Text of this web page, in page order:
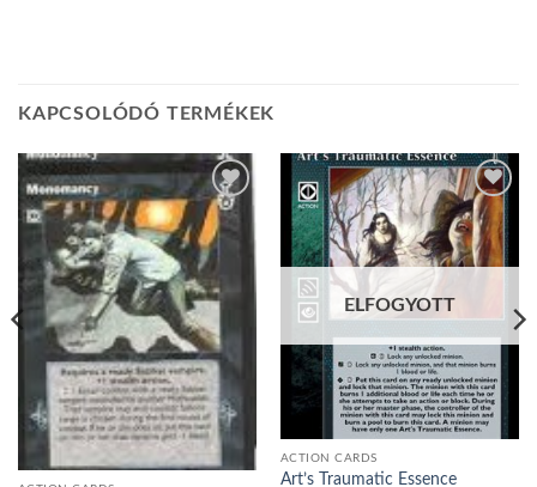
KAPCSOLÓDÓ TERMÉKEK
Add to
wishlist
Add to
wishlist
ELFOGYOTT
ACTION CARDS
Art’s Traumatic Essence